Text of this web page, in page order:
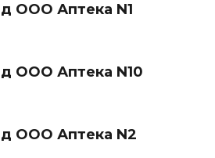
ООО Аптека N1
ООО Аптека N10
ООО Аптека N2